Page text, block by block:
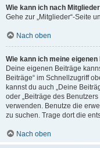
Wie kann ich nach
Gehe zur „Mitglieder“-Seite
Nach oben
Wie kann ich meine
Deine eigenen Beiträge
Beiträge“ im Schnellzugriff
kannst du auch „Deine
oder „Beiträge des
verwenden. Benutze die
zu suchen. Trage dort die
Nach oben